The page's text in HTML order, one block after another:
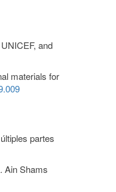
and
materials for
partes
Ain Shams